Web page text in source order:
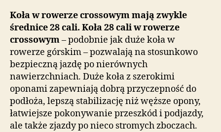
Koła w rowerze crossowym mają zwykle
średnice 28 cali. Koła 28 cali w rowerze
crossowym– podobnie jak duże koła w
rowerze górskim – pozwalają na stosunkowo
bezpieczną jazdę po nierównych
nawierzchniach. Duże koła z szerokimi
oponami zapewniają dobrą przyczepność do
podłoża, lepszą stabilizację niż węższe opony,
łatwiejsze pokonywanie przeszkód i podjazdy,
ale także zjazdy po nieco stromych zboczach.